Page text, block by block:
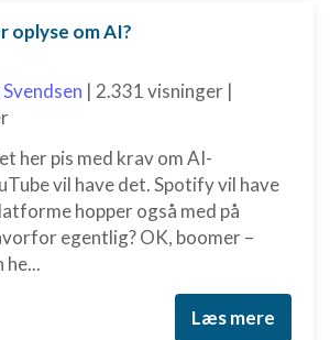
oplyse om AI?
| 2.331 visninger |
her pis med krav om AI-
vil have det. Spotify vil have
hopper også med på
egentlig? OK, boomer –
he...
Læs mere
baseret på aktivt